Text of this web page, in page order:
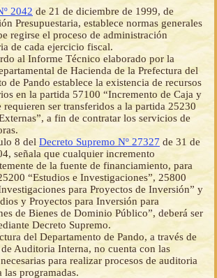
2042 de 21 de diciembre de 1999, de
Presupuestaria, establece normas generales
regirse el proceso de administración
de cada ejercicio fiscal.
al Informe Técnico elaborado por la
de Hacienda de la Prefectura del
de Pando establece la existencia de recursos
en la partida 57100 “Incremento de Caja y
requieren ser transferidos a la partida 25230
a fin de contratar los servicios de
8 del Decreto Supremo Nº 27327 de 31 de
señala que cualquier incremento
de la fuente de financiamiento, para
“Estudios e Investigaciones”, 25800
para Proyectos de Inversión” y
y Proyectos para Inversión para
de Bienes de Dominio Público”, deberá ser
Decreto Supremo.
del Departamento de Pando, a través de
de Auditoria Interna, no cuenta con las
para realizar procesos de auditoria
las programadas.